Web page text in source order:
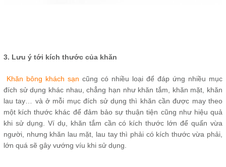
3. Lưu ý tới kích thước của khăn
Khăn bông khách sạn cũng có nhiều loại để đáp ứng nhiều mục
đích sử dụng khác nhau, chẳng hạn như khăn tắm, khăn mặt, khăn
lau tay… và ở mỗi mục đích sử dụng thì khăn cần được may theo
một kích thước khác để đảm bảo sự thuận tiện cũng như hiệu quả
khi sử dụng. Ví dụ, khăn tắm cần có kích thước lớn để quấn vừa
người, nhưng khăn lau mặt, lau tay thì phải có kích thước vừa phải,
lớn quá sẽ gây vướng víu khi sử dụng.